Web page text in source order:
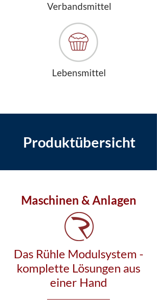
Verbandsmittel
Lebensmittel
Produktübersicht
Maschinen & Anlagen
Das Rühle Modulsystem -
komplette Lösungen aus
einer Hand